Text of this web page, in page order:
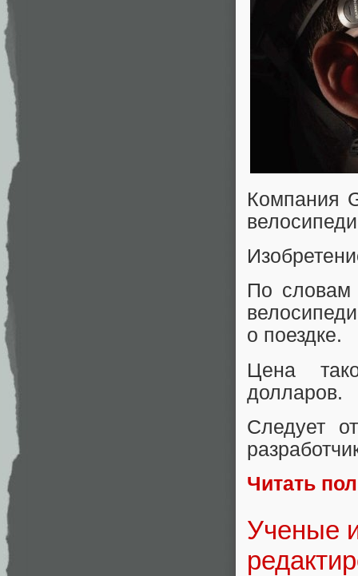
Компания
По словам
о поездке.
Цена
долларов.
Следует
Читать
Ученые